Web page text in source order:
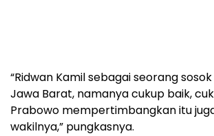
“Ridwan Kamil sebagai seorang
Jawa Barat, namanya cukup baik,
Prabowo mempertimbangkan itu
wakilnya,” pungkasnya.